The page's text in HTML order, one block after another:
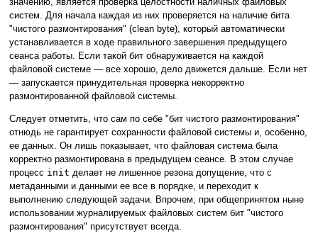
систем. Для начала каждая из них проверяется на наличие бита
"чистого размонтирования" (clean byte), который автоматически
устанавливается в ходе правильного завершения предыдущего
сеанса работы. Если такой бит обнаруживается на каждой
файловой системе — все хорошо, дело движется дальше. Если нет
— запускается принудительная проверка некорректно
размонтированной файловой системы.
Следует отметить, что сам по себе "бит чистого размонтирования"
отнюдь не гарантирует сохранности файловой системы и, особенно,
ее данных. Он лишь показывает, что файловая система была
корректно размонтирована в предыдущем сеансе. В этом случае
процесс init делает не лишенное резона допущение, что с
метаданными и данными ее все в порядке, и переходит к
выполнению следующей задачи. Впрочем, при общепринятом ныне
использовании журналируемых файловых систем бит "чистого
размонтирования" присутствует всегда.